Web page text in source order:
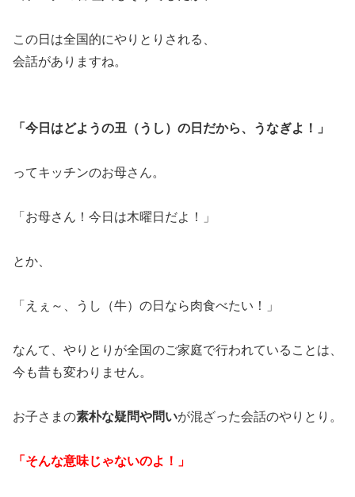
この日は全国的にやりとりされる、
会話がありますね。
「今日はどようの丑（うし）の日だから、うなぎよ！」
ってキッチンのお母さん。
「お母さん！今日は木曜日だよ！」
とか、
「えぇ～、うし（牛）の日なら肉食べたい！」
なんて、やりとりが全国のご家庭で行われていることは、
今も昔も変わりません。
お子さまの素朴な疑問や問いが混ざった会話のやりとり。
「そんな意味じゃないのよ！」